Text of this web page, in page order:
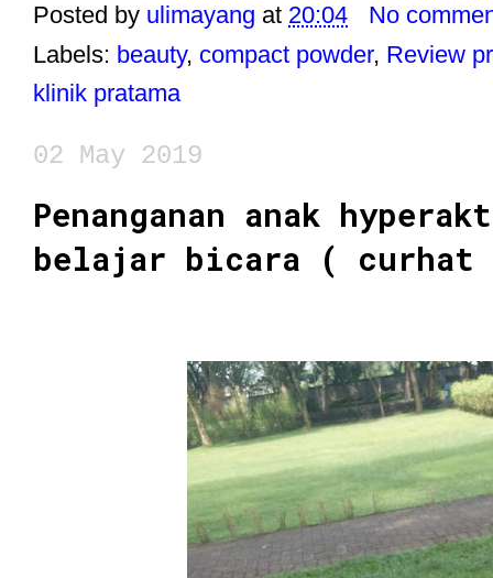
Posted by ulimayang at 20:04
No
Labels: beauty, compact powder, Review
klinik pratama
02 May 2019
Penanganan anak
belajar bicara ( curhat